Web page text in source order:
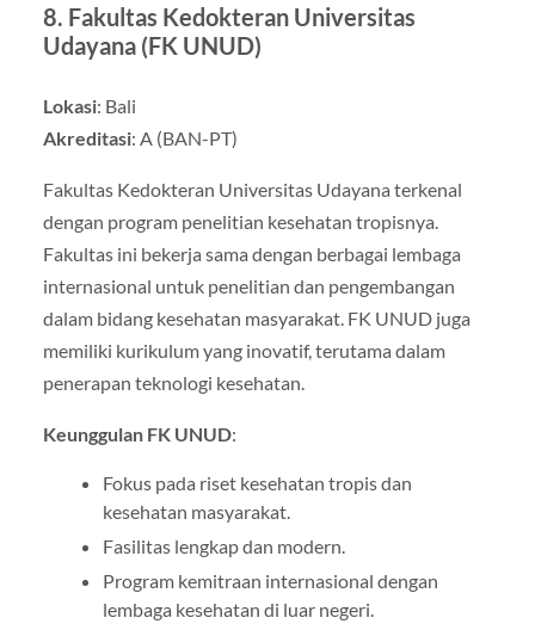
8. Fakultas Kedokteran Universitas
Udayana (FK UNUD)
Lokasi: Bali
Akreditasi: A (BAN-PT)
Fakultas Kedokteran Universitas Udayana terkenal
dengan program penelitian kesehatan tropisnya.
Fakultas ini bekerja sama dengan berbagai lembaga
internasional untuk penelitian dan pengembangan
dalam bidang kesehatan masyarakat. FK UNUD juga
memiliki kurikulum yang inovatif, terutama dalam
penerapan teknologi kesehatan.
Keunggulan FK UNUD:
Fokus pada riset kesehatan tropis dan
kesehatan masyarakat.
Fasilitas lengkap dan modern.
Program kemitraan internasional dengan
lembaga kesehatan di luar negeri.